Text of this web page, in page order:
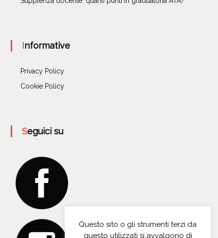
Informative
Privacy Policy
Cookie Policy
Seguici su
Questo sito o gli strumenti terzi da
questo utilizzati si avvalgono di